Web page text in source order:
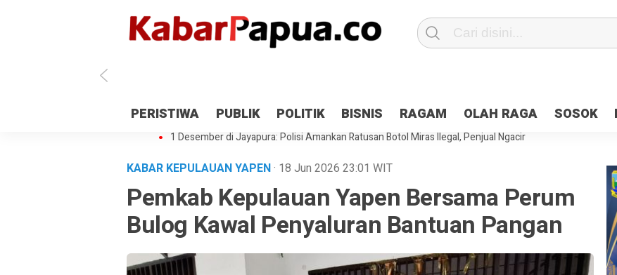
PERISTIWA PUBLIK POLITIK BISNIS RAGAM OLAH RAGA SOSOK
Antisipasi 1 Desember, TNI Polri Patroli 2×24 jam di Kota Jayapura
Pesan Sejuk Polri di Deklarasi
Gedung Perpustakaan SMPN 5 Sentani Terbakar
Hibah Pilkada Jayapura Cair 10 Persen, Deposit
1 Desember di Jayapura: Polisi Amankan Ratusan Botol Miras Ilegal, Penjual Ngacir
KABAR KEPULAUAN YAPEN· 18 Jun 2026 23:01 WIT
Pemkab Kepulauan Yapen Bersama Perum
Bulog Kawal Penyaluran Bantuan Pangan